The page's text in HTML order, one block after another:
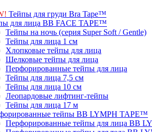
Тейпы для груди Bra Tape™
для лица BB FACE TAPE™
Тейпы на ночь (серия Super Soft / Gentle)
Тейпы для лица 1 см
Хлопковые тейпы для лица
Шелковые тейпы для лица
Перфорированные тейпы для лица
Тейпы для лица 7,5 см
Тейпы для лица 10 см
Леопардовые лифтинг-тейпы
Тейпы для лица 17 м
тейпы BB LYMPH TAPE™
Перфорированные тейпы для лица BB